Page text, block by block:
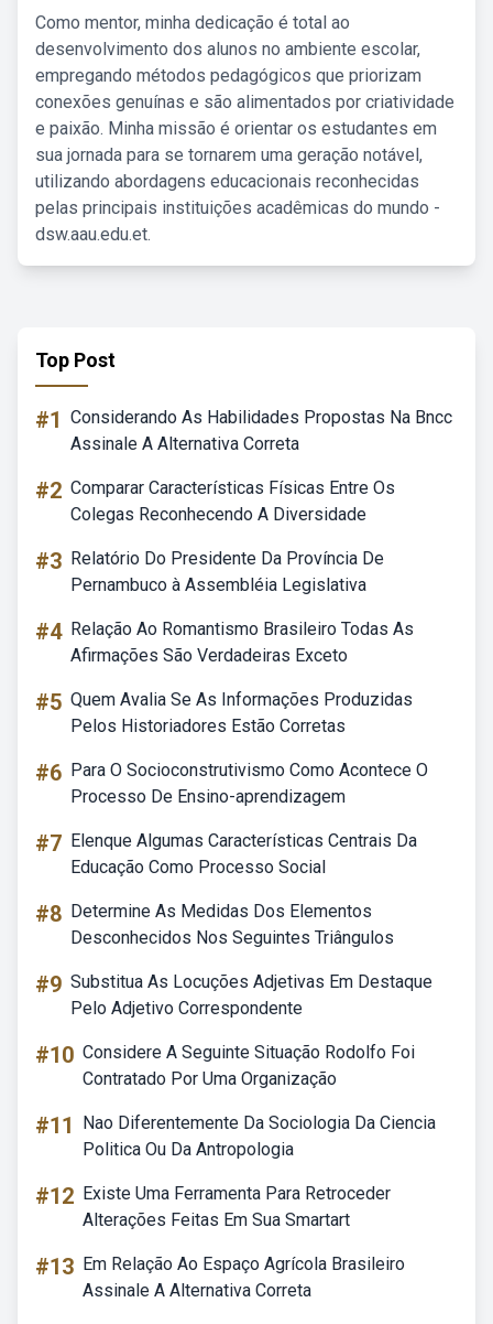
Como mentor, minha dedicação é total ao
desenvolvimento dos alunos no ambiente escolar,
empregando métodos pedagógicos que priorizam
conexões genuínas e são alimentados por criatividade
e paixão. Minha missão é orientar os estudantes em
sua jornada para se tornarem uma geração notável,
utilizando abordagens educacionais reconhecidas
pelas principais instituições acadêmicas do mundo -
dsw.aau.edu.et.
Top Post
#1 Considerando As Habilidades Propostas Na Bncc
Assinale A Alternativa Correta
#2 Comparar Características Físicas Entre Os
Colegas Reconhecendo A Diversidade
#3 Relatório Do Presidente Da Província De
Pernambuco à Assembléia Legislativa
#4 Relação Ao Romantismo Brasileiro Todas As
Afirmações São Verdadeiras Exceto
#5 Quem Avalia Se As Informações Produzidas
Pelos Historiadores Estão Corretas
#6 Para O Socioconstrutivismo Como Acontece O
Processo De Ensino-aprendizagem
#7 Elenque Algumas Características Centrais Da
Educação Como Processo Social
#8 Determine As Medidas Dos Elementos
Desconhecidos Nos Seguintes Triângulos
#9 Substitua As Locuções Adjetivas Em Destaque
Pelo Adjetivo Correspondente
#10 Considere A Seguinte Situação Rodolfo Foi
Contratado Por Uma Organização
#11
Nao Diferentemente Da Sociologia Da Ciencia
Politica Ou Da Antropologia
#12 Existe Uma Ferramenta Para Retroceder
Alterações Feitas Em Sua Smartart
#13 Em Relação Ao Espaço Agrícola Brasileiro
Assinale A Alternativa Correta